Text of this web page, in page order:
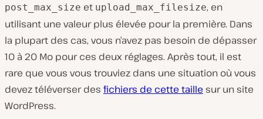
post_max_size et upload_max_filesize, en
utilisant une valeur plus élevée pour la première. Dans
la plupart des cas, vous n’avez pas besoin de dépasser
10 à 20 Mo pour ces deux réglages. Après tout, il est
rare que vous vous trouviez dans une situation où vous
devez téléverser des fichiers de cette taille sur un site
WordPress.